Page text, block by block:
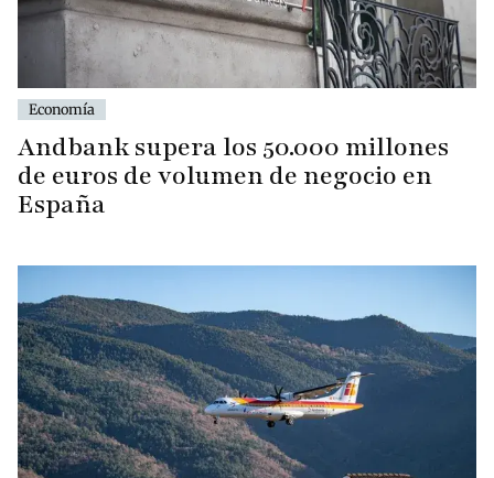
Economía
Andbank supera los 50.000 millones
de euros de volumen de negocio en
España